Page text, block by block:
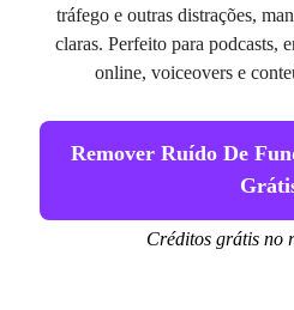
tráfego e outras distrações,
claras. Perfeito para podcasts,
online, voiceovers e
Remover Ruído De
Créditos grátis no